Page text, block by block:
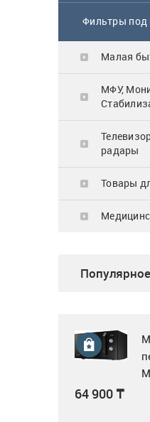
Фильтры под
Малая
МФУ,
радары
Товары
Midea
62
64 900 ₸